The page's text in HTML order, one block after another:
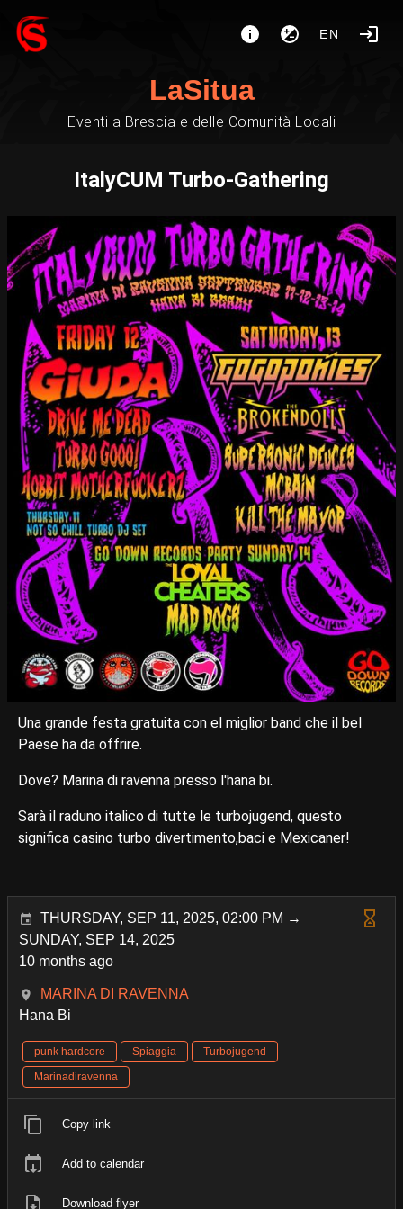
EN
LaSitua
Eventi a Brescia e delle Comunità Locali
ItalyCUM Turbo-Gathering
Una grande festa gratuita con el miglior band che il bel
Paese ha da offrire.
Dove? Marina di ravenna presso l'hana bi.
Sarà il raduno italico di tutte le turbojugend, questo
significa casino turbo divertimento,baci e Mexicaner!
THURSDAY, SEP 11, 2025, 02:00 PM →
SUNDAY, SEP 14, 2025
10 months ago
MARINA DI RAVENNA
Hana Bi
punk hardcore Spiaggia
Turbojugend
Marinadiravenna
Copy link
Add to calendar
Download flyer